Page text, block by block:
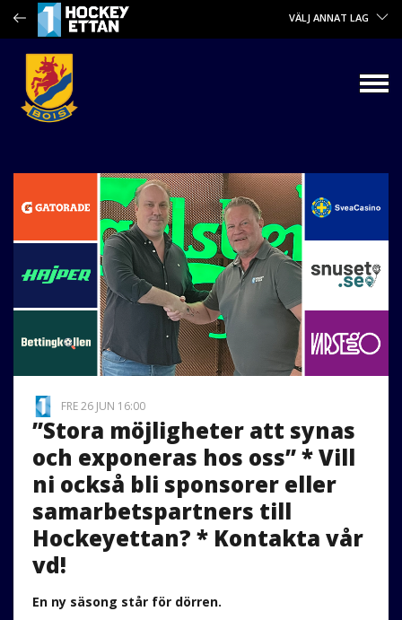
VÄLJ ANNAT LAG
FRE 26 JUN 16:00
”Stora möjligheter att synas
och exponeras hos oss” * Vill
ni också bli sponsorer eller
samarbetspartners till
Hockeyettan? * Kontakta vår
vd!
En ny säsong står för dörren.